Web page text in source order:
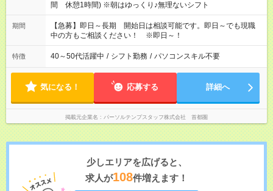
間 休憩1時間) ※朝はゆっくり♪無理ないシフト
期間
【急募】即日～長期 開始日は相談可能です。即日～でも現職
中の方もご相談ください！ ※即日～！
特徴 40～50代活躍中 / シフト勤務 / パソコンスキル不要
気になる！ 応募する 詳細へ
掲載元企業名 パーソルテンプスタッフ株式会社 首都圏
少しエリアを広げると、
求人が108件増えます！